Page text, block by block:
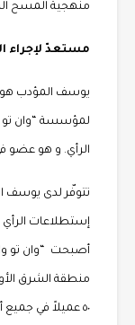
منهجية المسح
مستعدّ لإجراء
يوسف المؤدب هو
الرأي. و هو عضو في
تتوفّر لدى يوسف
أصبحت “وان تو
منطقة الشرق